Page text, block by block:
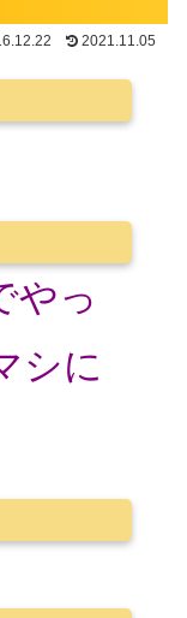
2021.11.05
やっ
シに